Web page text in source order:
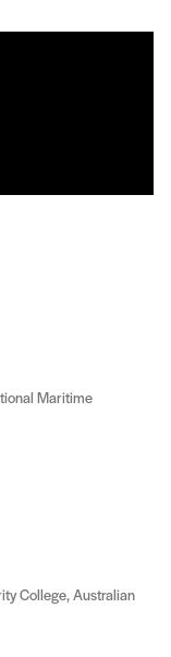
Maritime
College, Australian